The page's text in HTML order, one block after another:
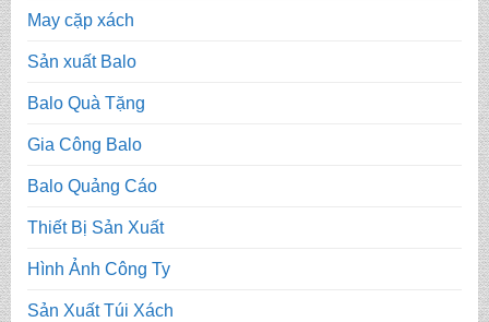
May cặp xách
Sản xuất Balo
Balo Quà Tặng
Gia Công Balo
Balo Quảng Cáo
Thiết Bị Sản Xuất
Hình Ảnh Công Ty
Sản Xuất Túi Xách